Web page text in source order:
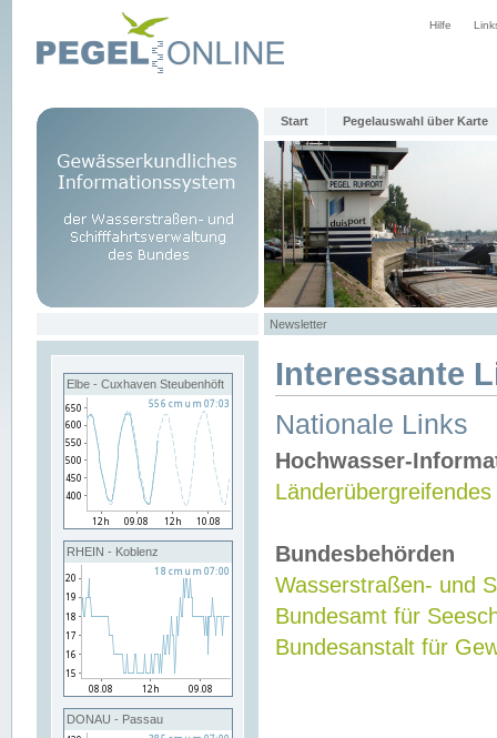
Hilfe
Start Pegelauswahl über Karte
Newsletter
Elbe - Cuxhaven Steubenhöft
RHEIN - Koblenz
DONAU - Passau
Interessante
Nationale Links
Hochwasser-
Bundesbehörden
Wasserstraßen- und
Bundesamt für
Bundesanstalt für